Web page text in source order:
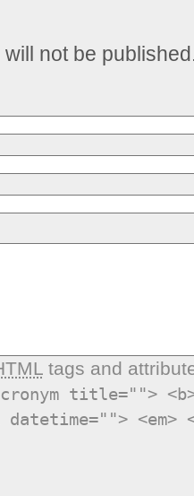
not be
tags and
title="">
datetime="">